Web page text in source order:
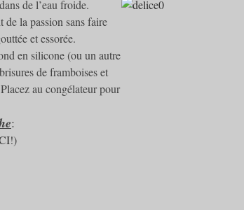
de l’eau froide.
la passion sans faire
et essorée.
en silicone (ou un autre
de framboises et
au congélateur pour
:
!)